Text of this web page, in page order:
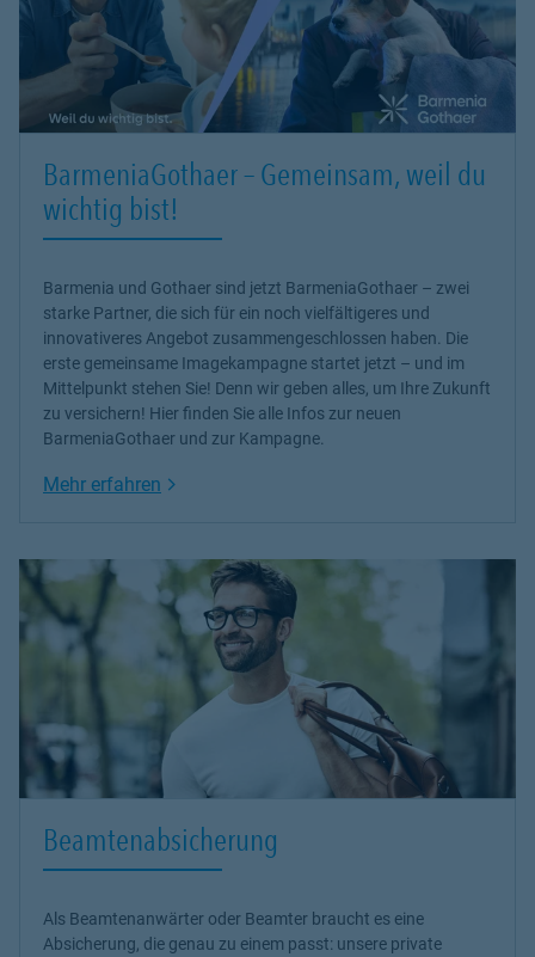
BarmeniaGothaer – Gemeinsam, weil du
wichtig bist!
Barmenia und Gothaer sind jetzt BarmeniaGothaer – zwei
starke Partner, die sich für ein noch vielfältigeres und
innovativeres Angebot zusammengeschlossen haben. Die
erste gemeinsame Imagekampagne startet jetzt – und im
Mittelpunkt stehen Sie! Denn wir geben alles, um Ihre Zukunft
zu versichern! Hier finden Sie alle Infos zur neuen
BarmeniaGothaer und zur Kampagne.
Mehr erfahren Link Opens in New Tab
Beamtenabsicherung
Als Beamtenanwärter oder Beamter braucht es eine
Absicherung, die genau zu einem passt: unsere private